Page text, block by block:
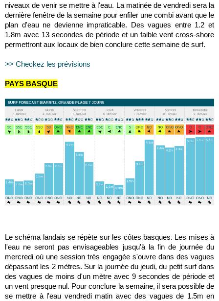
niveaux de venir se mettre à l'eau. La matinée de vendredi sera la
dernière fenêtre de la semaine pour enfiler une combi avant que le
plan d'eau ne devienne impraticable. Des vagues entre 1.2 et
1.8m avec 13 secondes de période et un faible vent cross-shore
permettront aux locaux de bien conclure cette semaine de surf.
>> Checkez les prévisions
PAYS BASQUE
Le schéma landais se répète sur les côtes basques. Les mises à
l'eau ne seront pas envisageables jusqu'à la fin de journée du
mercredi où une session très engagée s'ouvre dans des vagues
dépassant les 2 mètres. Sur la journée du jeudi, du petit surf dans
des vagues de moins d'un mètre avec 9 secondes de période et
un vent presque nul. Pour conclure la semaine, il sera possible de
se mettre à l'eau vendredi matin avec des vagues de 1.5m en